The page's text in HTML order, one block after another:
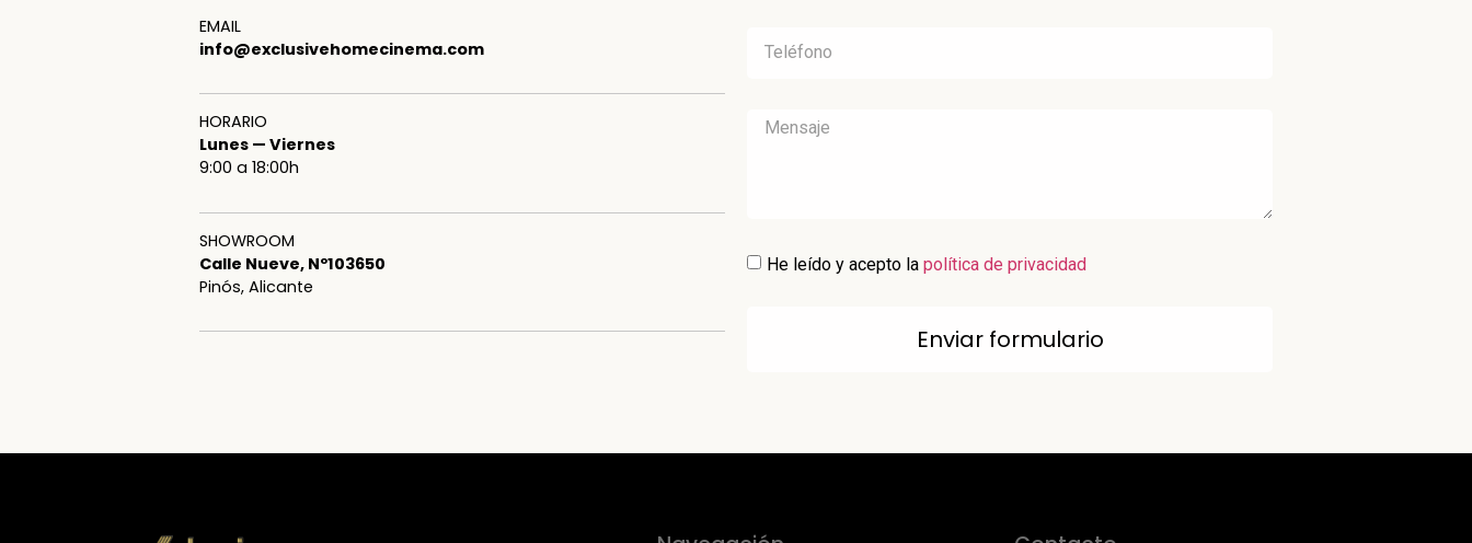
EMAIL
info@exclusivehomecinema.com
HORARIO
Lunes — Viernes
9:00 a 18:00h
SHOWROOM
Calle Nueve, Nº103650
Pinós, Alicante
He leído y acepto la política de privacidad
Enviar formulario